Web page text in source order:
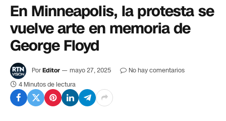
En Minneapolis, la protesta se
vuelve arte en memoria de
George Floyd
PorEditor mayo 27, 2025
No hay comentarios
4 Minutos de lectura